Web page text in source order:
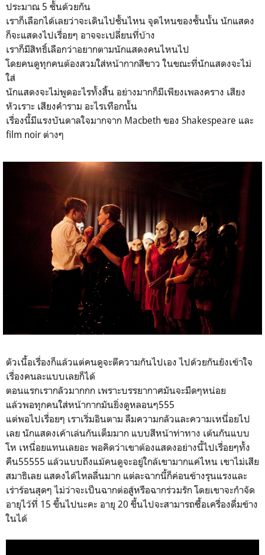
ประมาณ 5 ชั้นด้วยกัน
เราก็เลือกได้เลยว่าจะเดินไปชั้นไหน จุดไหนของชั้นนั้น นักแสดง
ก็จะแสดงไปเรื่อยๆ อาจจะเปลี่ยนที่บ้าง
เราก็มีสิทธิ์เลือกว่าอยากตามนักแสดงคนไหนไป
โดยคนดูทุกคนต้องสวมใส่หน้ากากสีขาว ในขณะที่นักแสดงจะไม่
ใส่
นักแสดงจะไม่พูดอะไรทั้งสิ้น อย่างมากก็มีเพียงเพลงคราง เสียง
หัวเราะ เสียงคำราม อะไรเทือกนั้น
เรื่องนี้มีแรงบันดาลใจมากจาก Macbeth ของ Shakespeare และ
film noir ต่างๆ
ตัวเนื้อเรื่องก็แล้วแต่คนดูจะตีความกันไปเอง ไปด้วยกันยังเข้าใจ
เรื่องคนละแบบเลยก็ได้
ตอนแรกเรากลัวมากกก เพราะบรรยากาศมันจะมืดๆหน่อย
แล้วพอทุกคนใส่หน้ากากมันยิ่งดูหลอนๆ555
แต่พอไปเรื่อยๆ เราเริ่มอินตาม ลืมความกลัวและความเหนื่อยไป
เลย นักแสดงเค้าเล่นกันเต็มมาก แบบสีหน้าท่าทาง เต้นกันแบบ
โห เหนื่อยแทนเลยอะ พอคิดว่าเขาต้องแสดงอย่างนี้ไปเรื่อยๆทั้ง
คืน55555 แล้วแบบถึงแม้คนดูจะอยู่ใกล้เขามากแค่ไหน เขาไม่เสีย
สมาธิเลย แสดงได้ไหลลื่นมาก แต่ละฉากนี้ก็ค่อนข้างรุนแรงและ
เร่าร้อนสุดๆ ไม่ว่าจะเป็นฉากต่อสู้หรือฉากร่วมรัก โดยเขาจะกำจัด
อายุไว้ที่ 15 ขึ้นไปนะคะ อายุ 20 ขึ้นไปจะสามารถซื้อเครื่องดื่มข้าง
ในได้